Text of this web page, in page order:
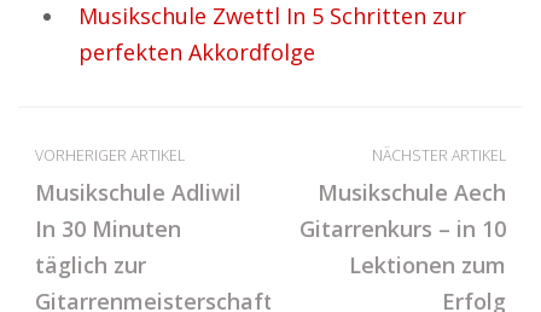
Musikschule Zwettl In 5 Schritten zur
perfekten Akkordfolge
VORHERIGER ARTIKEL
Musikschule Adliwil
In 30 Minuten
täglich zur
Gitarrenmeisterschaft
NÄCHSTER ARTIKEL
Musikschule Aech
Gitarrenkurs – in 10
Lektionen zum
Erfolg